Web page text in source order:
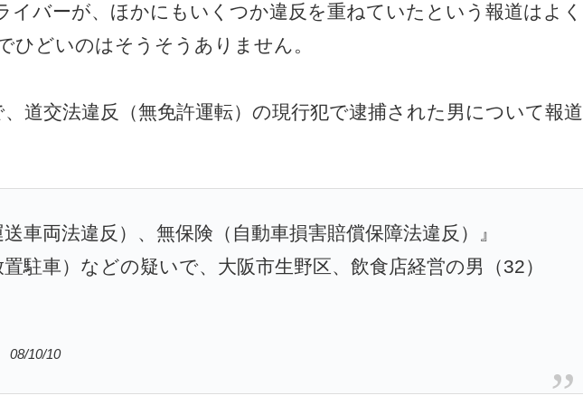
イバーが、ほかにもいくつか違反を重ねていたという報道はよく
ひどいのはそうそうありません。
道交法違反（無免許運転）の現行犯で逮捕された男について報道
送車両法違反）、無保険（自動車損害賠償保障法違反）』
置駐車）などの疑いで、大阪市生野区、飲食店経営の男（32）
08/10/10